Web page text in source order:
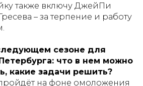
также включу ДжейПи
– за терпение и работу
сезоне для
что в нем можно
какие задачи решить?
на фоне омоложения